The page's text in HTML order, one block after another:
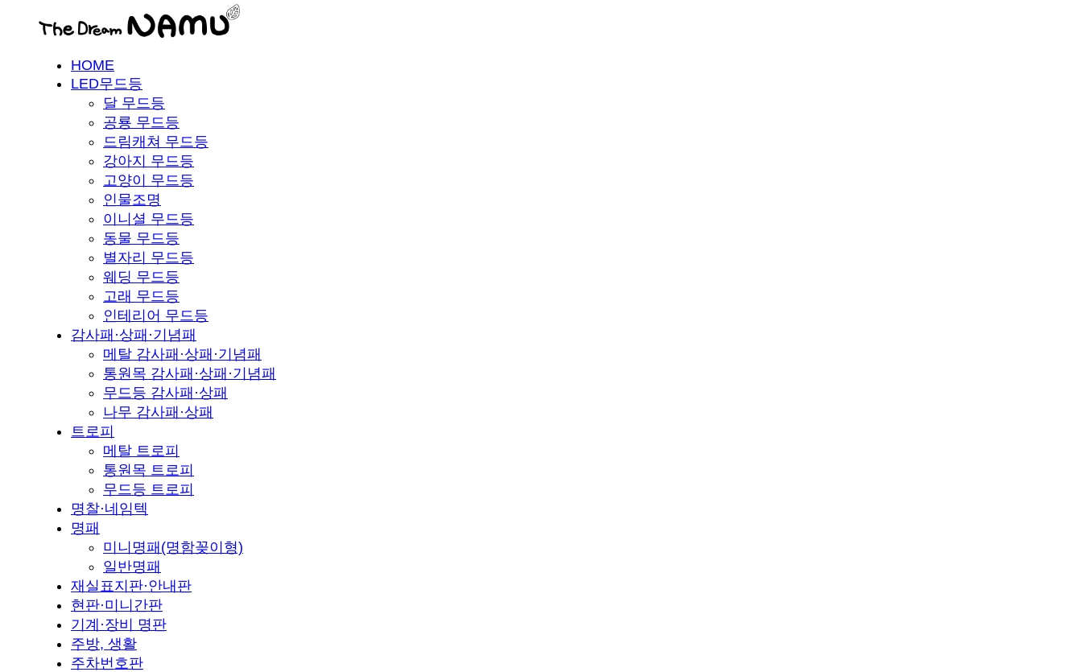
HOME
LED무드등
달 무드등
공룡 무드등
드림캐쳐 무드등
강아지 무드등
고양이 무드등
인물조명
이니셜 무드등
동물 무드등
별자리 무드등
웨딩 무드등
고래 무드등
인테리어 무드등
감사패·상패·기념패
메탈 감사패·상패·기념패
통원목 감사패·상패·기념패
무드등 감사패·상패
나무 감사패·상패
트로피
메탈 트로피
통원목 트로피
무드등 트로피
명찰·네임텍
명패
미니명패(명함꽂이형)
일반명패
재실표지판·안내판
현판·미니간판
기계·장비 명판
주방, 생활
주차번호판